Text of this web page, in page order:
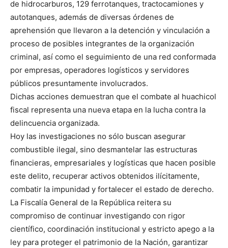
de hidrocarburos, 129 ferrotanques, tractocamiones y
autotanques, además de diversas órdenes de
aprehensión que llevaron a la detención y vinculación a
proceso de posibles integrantes de la organización
criminal, así como el seguimiento de una red conformada
por empresas, operadores logísticos y servidores
públicos presuntamente involucrados.
Dichas acciones demuestran que el combate al huachicol
fiscal representa una nueva etapa en la lucha contra la
delincuencia organizada.
Hoy las investigaciones no sólo buscan asegurar
combustible ilegal, sino desmantelar las estructuras
financieras, empresariales y logísticas que hacen posible
este delito, recuperar activos obtenidos ilícitamente,
combatir la impunidad y fortalecer el estado de derecho.
La Fiscalía General de la República reitera su
compromiso de continuar investigando con rigor
científico, coordinación institucional y estricto apego a la
ley para proteger el patrimonio de la Nación, garantizar